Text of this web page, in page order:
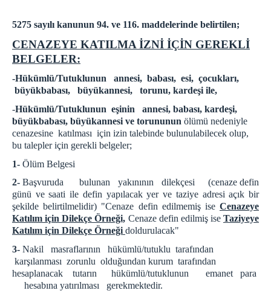
ZİYARET BİLGİLENDİRME
ZİYARET KURALLARI
Doldurulacak Dilekçe Örneği
KAMPÜS CİK
İZMİR AÇIK CEZA İNFAZ KURUMU
İZMİR 1 NOLU KAPALI CİK
İZMİR 2 NOLU KAPALI CİK
İZMİR 3 NOLU KAPALI CİK
İZMİR 4 NOLU KAPALI CİK
İZMİR KADIN KAPALI CİK
İZMİR ÇOCUK VE GENÇLİK KAPALI CİK
PERSONEL
ŞİFRE İŞLEMLERİ
5275 sayılı kanunun 94. ve 116. maddelerinde belirtilen;
CENAZEYE KATILMA İZNİ İÇİN GEREKLİ
BELGELER:
-Hükümlü/Tutuklunun annesi, babası, esi, çocukları,
büyükbabası, büyükannesi, torunu, kardeşi ile,
-Hükümlü/Tutuklunun eşinin annesi, babası, kardeşi,
büyükbabası, büyükannesi ve torununun ölümü nedeniyle
cenazesine katılması için izin talebinde bulunulabilecek olup,
bu talepler için gerekli belgeler;
1- Ölüm Belgesi
2-Başvuruda bulunan yakınının dilekçesi (cenaze defin
günü ve saati ile defin yapılacak yer ve taziye adresi açık bir
şekilde belirtilmelidir) "Cenaze defin edilmemiş ise Cenazeye
Katılım için Dilekçe Örneği, Cenaze defin edilmiş ise Taziyeye
Katılım için Dilekçe Örneği doldurulacak"
3- Nakil masraflarının hükümlü/tutuklu tarafından
karşılanması zorunlu olduğundan kurum tarafından
hesaplanacak tutarın hükümlü/tutuklunun emanet para
hesabına yatırılması gerekmektedir.